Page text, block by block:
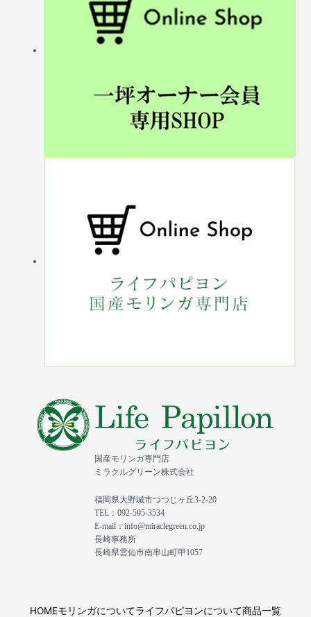
国産モリンガ専門店
ミラクルグリーン株式会社
福岡県大野城市つつじヶ丘3-2-20
TEL：092-595-3534
E-mail：info@miraclegreen.co.jp
長崎事務所
長崎県雲仙市南串山町甲1057
HOMEモリンガについてライフパピヨンについて商品一覧